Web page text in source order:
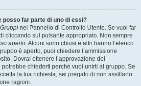
posso far parte di uno di essi?
Gruppi nel Pannello di Controllo Utente. Se vuoi far
cliccando sul pulsante appropriato. Non sempre
aperto. Alcuni sono chiusi e altri hanno l’elenco
è aperto, puoi chiedere l’ammissione
Dovrai ottenere l’approvazione del
chiederti perché vuoi unirti al gruppo. Se
la tua richiesta, sei pregato di non assillarlo:
ragioni.